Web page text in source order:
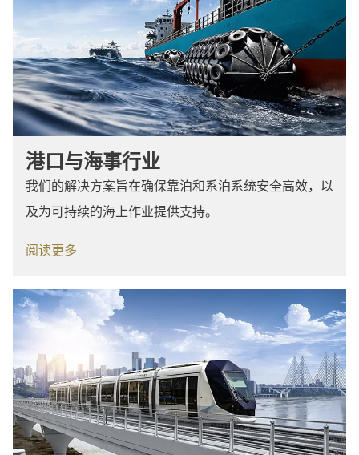
港口与海事行业
我们的解决方案旨在确保靠泊和系泊系统安全高效，以
及为可持续的海上作业提供支持。
阅读更多